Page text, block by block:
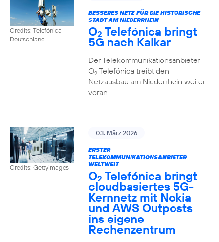
Credits: Telefónica
Deutschland
BESSERES NETZ FÜR DIE HISTORISCHE
STADT AM NIEDERRHEIN
O2 Telefónica bringt
5G nach Kalkar
Der Telekommunikationsanbieter
O2Telefónica treibt den
Netzausbau am Niederrhein weiter
voran
Credits: Gettyimages
03. März 2026
ERSTER
TELEKOMMUNIKATIONSANBIETER
WELTWEIT
O2 Telefónica bringt
cloudbasiertes 5G-
Kernnetz mit Nokia
und AWS Outposts
ins eigene
Rechenzentrum